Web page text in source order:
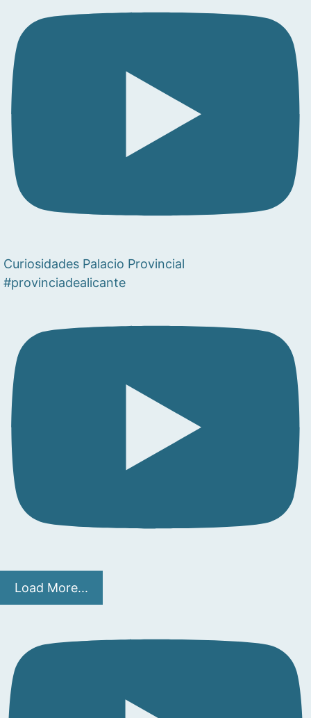
Curiosidades Palacio Provincial
#provinciadealicante
Load More...